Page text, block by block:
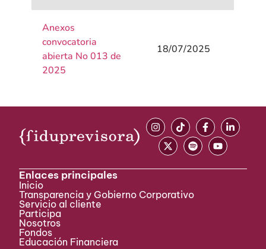
Anexos
convocatoria
abierta No 013 de
2025
18/07/2025
Enlaces principales
Inicio
Transparencia y Gobierno Corporativo
Servicio al cliente
Participa ​
Nosotros
Fondos
Educación Financiera